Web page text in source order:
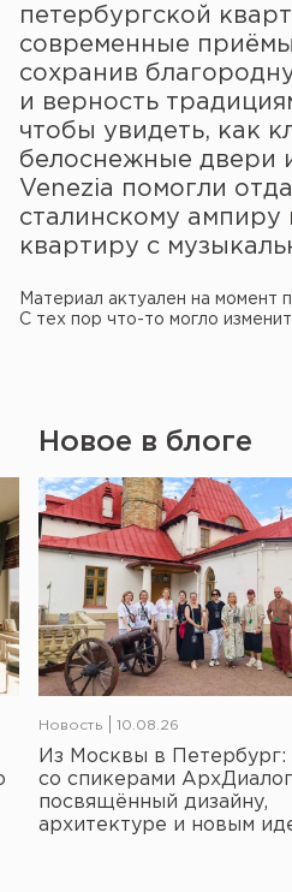
петербургской
современные
сохранив
и верность
чтобы увидеть, как
белоснежные двери
Venezia помогли
сталинскому ампиру
квартиру с
Материал актуален на момент
С тех пор что-то могло
Новое в блоге
Новость 10.08.26
Из Москвы в Петербург:
со спикерами
посвящённый дизайну,
архитектуре и новым